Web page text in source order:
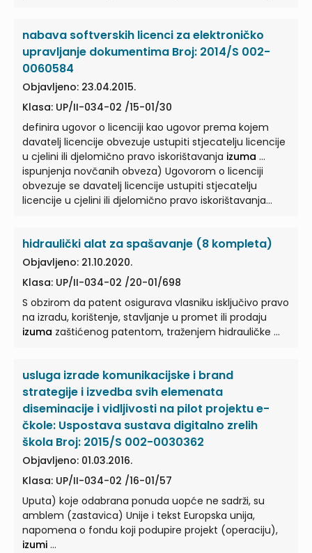
su prednosti korištenja akrilnog stakla na pametnim
klupama, te su provedena ...
nabava softverskih licenci za elektroničko
upravljanje dokumentima Broj: 2014/S 002-
0060584
Objavljeno: 23.04.2015.
Klasa: UP/II-034-02 /15-01/30
definira ugovor o licenciji kao ugovor prema kojem
davatelj licencije obvezuje ustupiti stjecatelju licencije
u cjelini ili djelomično pravo iskorištavanja izuma ...
ispunjenja novčanih obveza) Ugovorom o licenciji
obvezuje se davatelj licencije ustupiti stjecatelju
licencije u cjelini ili djelomično pravo iskorištavanja
hidraulički alat za spašavanje (8 kompleta)
Objavljeno: 21.10.2020.
Klasa: UP/II-034-02 /20-01/698
S obzirom da patent osigurava vlasniku isključivo pravo
na izradu, korištenje, stavljanje u promet ili prodaju
izuma zaštićenog patentom, traženjem hidrauličke ...
usluga izrade komunikacijske i brand
strategije i izvedba svih elemenata
diseminacije i vidljivosti na pilot projektu e-
čkole: Uspostava sustava digitalno zrelih
škola Broj: 2015/S 002-0030362
Objavljeno: 01.03.2016.
Klasa: UP/II-034-02 /16-01/57
Uputa) koje odabrana ponuda uopće ne sadrži, su
amblem (zastavica) Unije i tekst Europska unija,
napomena o fondu koji podupire projekt (operaciju),
izumi ...